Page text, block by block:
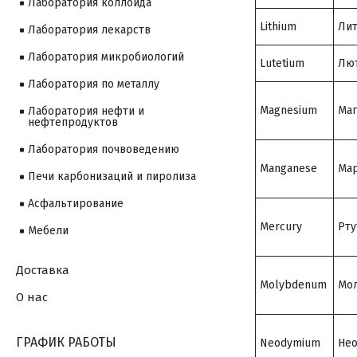
Lithium
Lutetium
Magnesium
Manganese
Mercury
Molybdenum
Neodymium
Лаборатория коллоида
Лаборатория лекарств
Лаборатория микробиологий
Лаборатория по металлу
Лаборатория нефти и
нефтепродуктов
Лаборатория почвоведению
Печи карбонизаций и пиролиза
Асфальтирование
Мебели
Доставка
О нас
ГРАФИК РАБОТЫ